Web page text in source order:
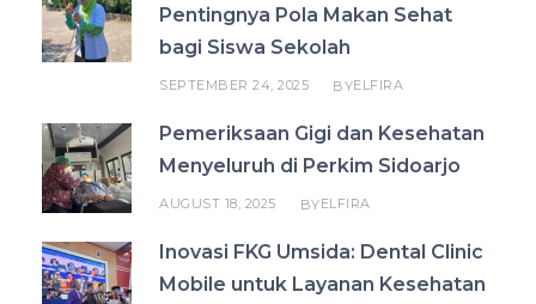
Pentingnya Pola Makan Sehat
bagi Siswa Sekolah
SEPTEMBER 24, 2025 BYELFIRA
Pemeriksaan Gigi dan Kesehatan
Menyeluruh di Perkim Sidoarjo
AUGUST 18, 2025 BYELFIRA
Inovasi FKG Umsida: Dental Clinic
Mobile untuk Layanan Kesehatan